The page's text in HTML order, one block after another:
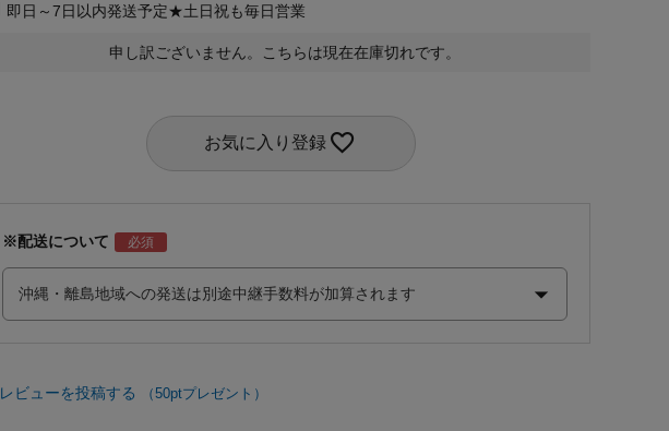
即日～7日以内発送予定★土日祝も毎日営業
申し訳ございません。こちらは現在在庫切れです。
お気に入り登録
※配送について
レビューを投稿する